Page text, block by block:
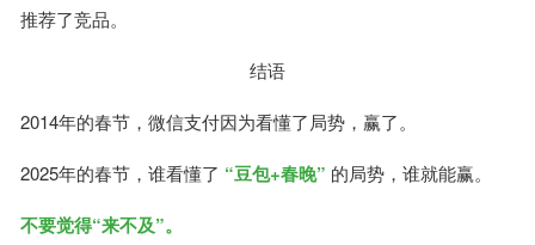
推荐了竞品。
结语
2014年的春节，微信支付因为看懂了局势，赢了。
2025年的春节，谁看懂了 “豆包+春晚” 的局势，谁就能赢。
不要觉得“来不及”。